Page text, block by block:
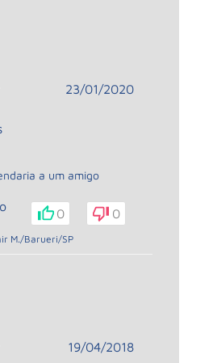
23/01/2020
a um amigo
0 0
M./Barueri/SP
19/04/2018